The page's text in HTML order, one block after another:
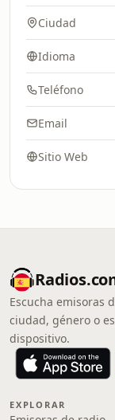
Ciudad
Idioma
Teléfono
Email
Sitio Web
Escucha emisoras
ciudad, género o
dispositivo.
EXPLORAR